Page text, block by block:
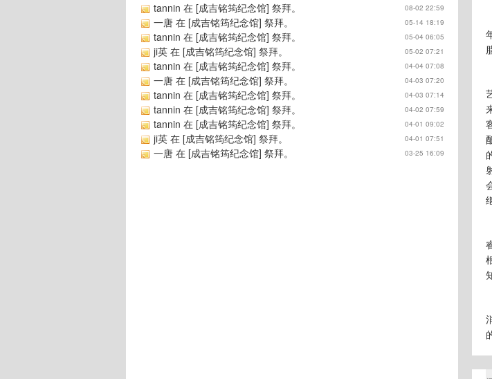
tannin 在 [成吉铭筠纪念馆] 祭拜。 08-02 22:59
一唐 在 [成吉铭筠纪念馆] 祭拜。 05-14 18:19
tannin 在 [成吉铭筠纪念馆] 祭拜。 05-04 06:05
ji英 在 [成吉铭筠纪念馆] 祭拜。 05-02 07:21
tannin 在 [成吉铭筠纪念馆] 祭拜。 04-04 07:08
一唐 在 [成吉铭筠纪念馆] 祭拜。 04-03 07:20
tannin 在 [成吉铭筠纪念馆] 祭拜。 04-03 07:14
tannin 在 [成吉铭筠纪念馆] 祭拜。 04-02 07:59
tannin 在 [成吉铭筠纪念馆] 祭拜。 04-01 09:02
ji英 在 [成吉铭筠纪念馆] 祭拜。 04-01 07:51
一唐 在 [成吉铭筠纪念馆] 祭拜。 03-25 16:09